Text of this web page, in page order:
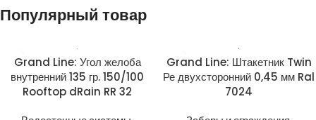
Популярный товар
Grand Line: Угол желоба
внутренний 135 гр. 150/100
Rooftop dRain RR 32
Grand Line: Штакетник Twin
Ре двухсторонний 0,45 мм Ral
7024